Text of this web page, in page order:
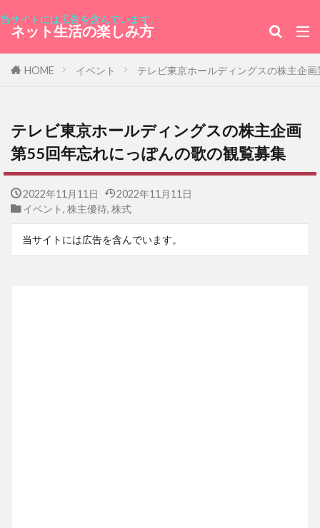
当サイトには広告を含んでいます。
ネット生活の楽しみ方
HOME イベント テレビ東京ホールディングスの株主企
テレビ東京ホールディングスの株主企画
第55回年忘れにっぽんの歌の観覧募集
2022年11月11日
2022年11月11日
イベント, 株主優待, 株式
当サイトには広告を含んでいます。